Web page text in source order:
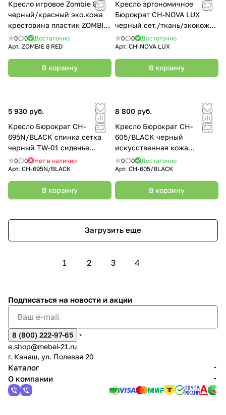
Кресло игровое Zombie 8
черный/красный эко.кожа
крестовина пластик ZOMBIE
8 RED
0 0
Достаточно
Арт. ZOMBIE 8 RED
В корзину
Кресло эргономичное
Бюрократ CH-NOVA LUX
черный сет./ткань/экокожа
крестов. пластик
0 0
Достаточно
Арт. CH-NOVA LUX
В корзину
5 930 руб.
Кресло Бюрократ CH-
695N/BLACK спинка сетка
черный TW-01 сиденье
черный TW-11
0 0
Нет в наличии
Арт. CH-695N/BLACK
В корзину
8 800 руб.
Кресло Бюрократ CH-
605/BLACK черный
искусственная кожа
крестовина металл
0 0
Достаточно
Арт. CH-605/BLACK
В корзину
Загрузить еще
1 2 3 4
Подписаться на новости и акции
8 (800) 222-97-65
e.shop@mebel-21.ru
г. Канаш, ул. Полевая 20
Каталог
О компании